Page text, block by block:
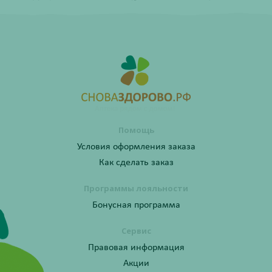
Помощь
Условия оформления заказа
Как сделать заказ
Программы лояльности
Бонусная программа
Сервис
Правовая информация
Акции